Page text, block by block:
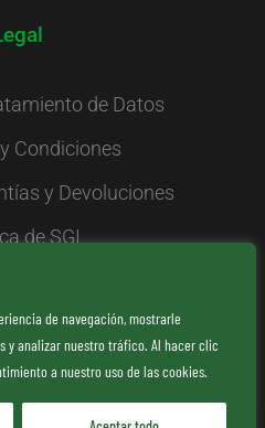
de navegación, mostrarle
y analizar nuestro tráfico. Al hacer clic
a nuestro uso de las cookies.
de Datos
Condiciones
y Devoluciones
de SGI
aquí